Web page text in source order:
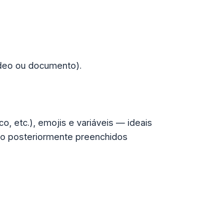
ou documento).
etc.), emojis e variáveis — ideais
posteriormente preenchidos